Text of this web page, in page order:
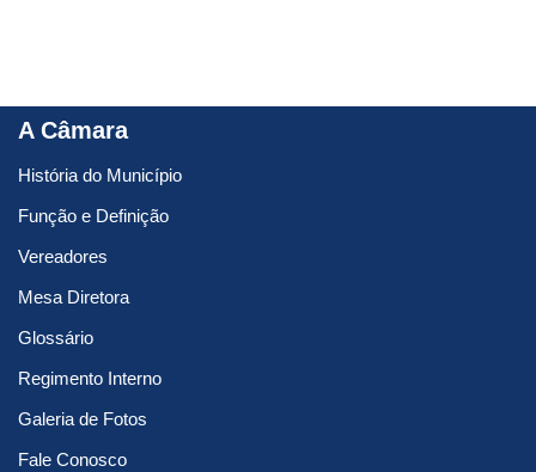
A Câmara
História do Município
Função e Definição
Vereadores
Mesa Diretora
Glossário
Regimento Interno
Galeria de Fotos
Fale Conosco